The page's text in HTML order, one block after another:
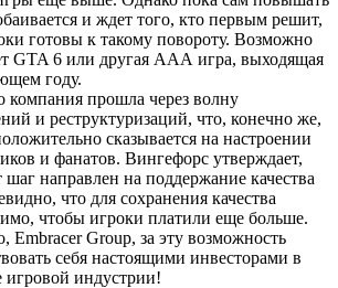
и ждет того, кто первым решит,
готовы к такому повороту. Возможно
GTA 6 или другая ААА игра, выходящая
году.
компания прошла через волну
и реструктуризаций, что, конечно же,
сказывается на настроении
и фанатов. Вингефорс утверждает,
шаг направлен на поддержание качества
что для сохранения качества
чтобы игроки платили еще больше.
Embracer Group, за эту возможность
себя настоящими инвесторами в
игровой индустрии!